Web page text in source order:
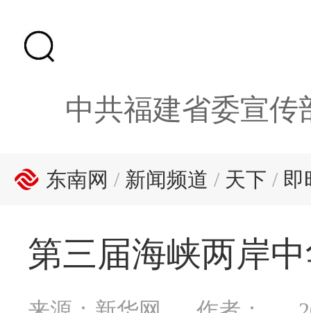
中共福建省委宣传
东南网 / 新闻频道 / 天下 / 即
第三届海峡两岸